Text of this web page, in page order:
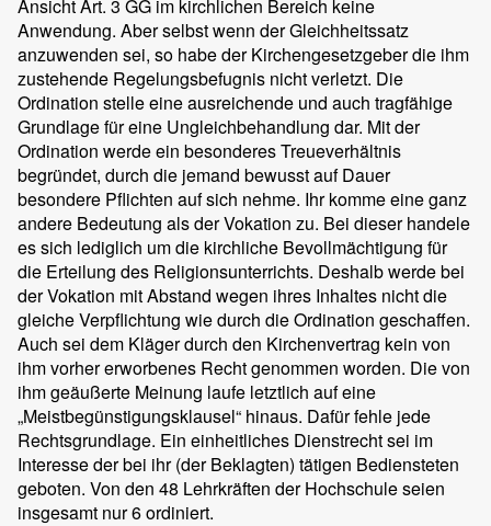
Ansicht Art. 3 GG im kirchlichen Bereich keine
Anwendung. Aber selbst wenn der Gleichheitssatz
anzuwenden sei, so habe der Kirchengesetzgeber die ihm
zustehende Regelungsbefugnis nicht verletzt. Die
Ordination stelle eine ausreichende und auch tragfähige
Grundlage für eine Ungleichbehandlung dar. Mit der
Ordination werde ein besonderes Treueverhältnis
begründet, durch die jemand bewusst auf Dauer
besondere Pflichten auf sich nehme. Ihr komme eine ganz
andere Bedeutung als der Vokation zu. Bei dieser handele
es sich lediglich um die kirchliche Bevollmächtigung für
die Erteilung des Religionsunterrichts. Deshalb werde bei
der Vokation mit Abstand wegen ihres Inhaltes nicht die
gleiche Verpflichtung wie durch die Ordination geschaffen.
Auch sei dem Kläger durch den Kirchenvertrag kein von
ihm vorher erworbenes Recht genommen worden. Die von
ihm geäußerte Meinung laufe letztlich auf eine
„Meistbegünstigungsklausel“ hinaus. Dafür fehle jede
Rechtsgrundlage. Ein einheitliches Dienstrecht sei im
Interesse der bei ihr (der Beklagten) tätigen Bediensteten
geboten. Von den 48 Lehrkräften der Hochschule seien
insgesamt nur 6 ordiniert.